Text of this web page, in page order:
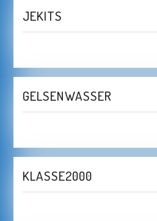
JEKITS
GELSENWASSER
KLASSE2000